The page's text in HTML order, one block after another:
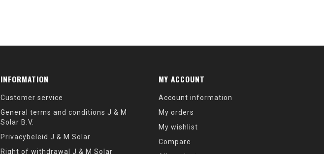
INFORMATION
Customer service
General terms and conditions J & M
Solar B.V.
Privacybeleid J & M Solar
Right of withdrawal J & M Solar
MY ACCOUNT
Account information
My orders
My wishlist
Compare